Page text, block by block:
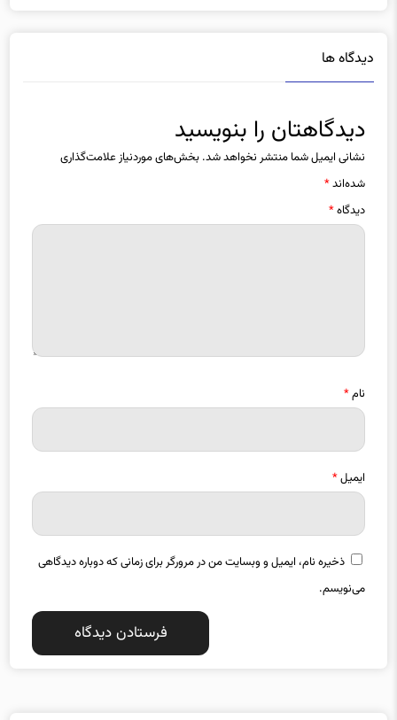
دیدگاه ها
دیدگاهتان را بنویسید
نشانی ایمیل شما منتشر نخواهد شد. بخش‌های موردنیاز علامت‌گذاری
شده‌اند*
دیدگاه*
نام*
ایمیل*
ذخیره نام، ایمیل و وبسایت من در مرورگر برای زمانی که دوباره دیدگاهی
می‌نویسم.